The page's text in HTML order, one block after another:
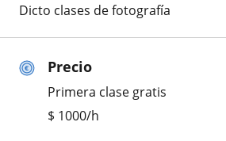
Precio
Primera clase gratis
$ 1000/h
Dicto clases de fotografía